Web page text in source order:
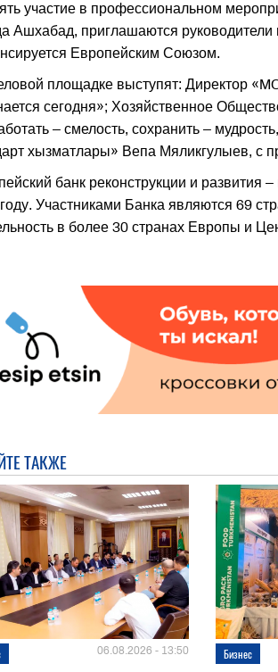
участие в профессиональном
Ашхабад, приглашаются
Европейским Союзом.
площадке выступят: Директор
сегодня»; Хозяйственное
– смелость, сохранить –
хызматлары» Вепа Мяликгулыев, с
банк реконструкции и развития
Участниками Банка являются 69
в более 30 странах Европы и
ТАКЖЕ
06.08.2026 - 13:50 Бизнес